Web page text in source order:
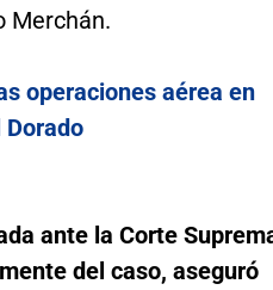
Merchán.
operaciones aérea en
ante la Corte
del caso, aseguró